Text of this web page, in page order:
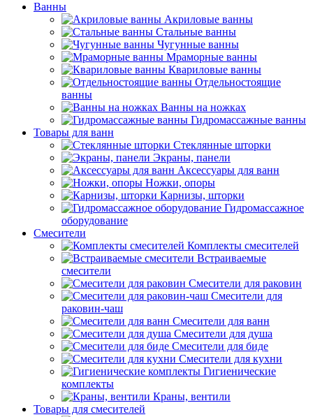
Ванны
Акриловые ванны
Стальные ванны
Чугунные ванны
Мраморные ванны
Квариловые ванны
Отдельностоящие
ванны
Ванны на ножках
Гидромассажные ванны
Товары для ванн
Стеклянные шторки
Экраны, панели
Аксессуары для ванн
Ножки, опоры
Карнизы, шторки
Гидромассажное
оборудование
Смесители
Комплекты смесителей
Встраиваемые
смесители
Смесители для раковин
Смесители для
раковин-чаш
Смесители для ванн
Смесители для душа
Смесители для биде
Смесители для кухни
Гигиенические
комплекты
Краны, вентили
Товары для смесителей